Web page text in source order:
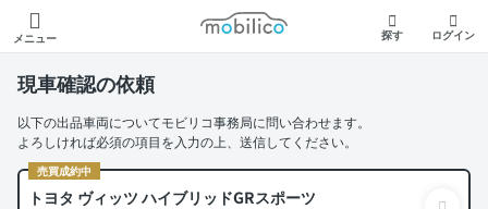
メニュー
モビリコ
探す ログイン
現車確認の依頼
以下の出品車両についてモビリコ事務局に問い合わせます。
よろしければ必須の項目を入力の上、送信してください。
売買成約中
トヨタ ヴィッツ ハイブリッドGRスポーツ